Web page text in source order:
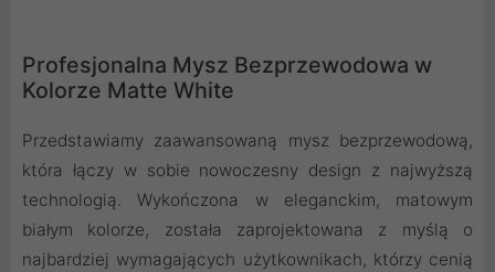
Profesjonalna Mysz Bezprzewodowa w
Kolorze Matte White
Przedstawiamy zaawansowaną mysz bezprzewodową,
która łączy w sobie nowoczesny design z najwyższą
technologią. Wykończona w eleganckim, matowym
białym kolorze, została zaprojektowana z myślą o
najbardziej wymagających użytkownikach, którzy cenią